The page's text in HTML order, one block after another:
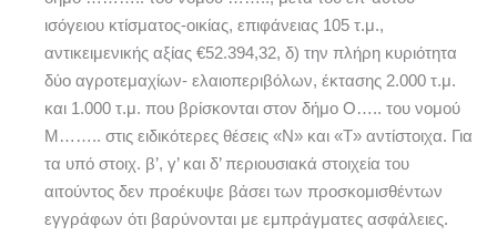
ισόγειου κτίσματος-οικίας, επιφάνειας 105 τ.μ.,
αντικειμενικής αξίας €52.394,32, δ) την πλήρη κυριότητα
δύο αγροτεμαχίων- ελαιοπεριβόλων, έκτασης 2.000 τ.μ.
και 1.000 τ.μ. που βρίσκονται στον δήμο Ο….. του νομού
Μ…….. στις ειδικότερες θέσεις «Ν» και «Τ» αντίστοιχα. Για
τα υπό στοιχ. β’, γ’ και δ’ περιουσιακά στοιχεία του
αιτούντος δεν προέκυψε βάσει των προσκομισθέντων
εγγράφων ότι βαρύνονται με εμπράγματες ασφάλειες.